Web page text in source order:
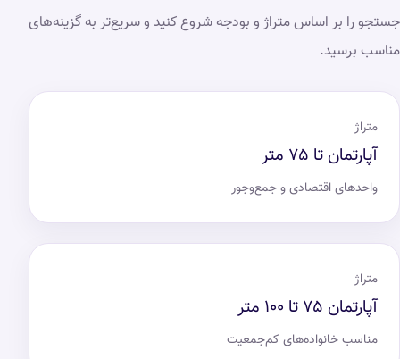
جستجو را بر اساس متراژ و بودجه شروع کنید و سریع‌تر به گزینه‌های
مناسب برسید.
متراژ
آپارتمان تا ۷۵ متر
واحدهای اقتصادی و جمع‌وجور
متراژ
آپارتمان ۷۵ تا ۱۰۰ متر
مناسب خانواده‌های کم‌جمعیت